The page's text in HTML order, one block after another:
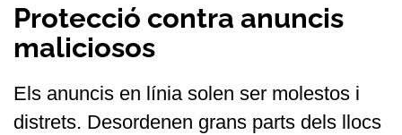
Protecció contra anuncis
maliciosos
Els anuncis en línia solen ser molestos i
distrets. Desordenen grans parts dels llocs